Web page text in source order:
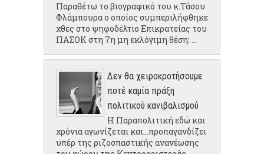
Παραθέτω το βιογραφικό του κ.Τάσου
Φλάμπουρα ο οποίος συμπεριλήφθηκε
χθες στο ψηφοδέλτιο Επικρατείας του
ΠΑΣΟΚ στη 7η μη εκλόγιμη θέση: ...
Δεν θα χειροκροτήσουμε
ποτέ καμία πράξη
πολιτικού κανιβαλισμού
Η Παραπολιτική εδώ και
χρόνια αγωνίζεται και...προπαγανδίζει
υπέρ της ριζοσπαστικής ανανέωσης